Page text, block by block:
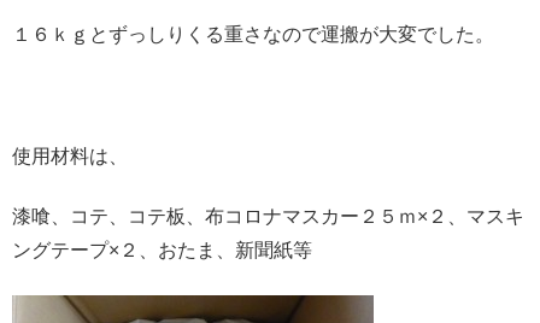
１６ｋｇとずっしりくる重さなので運搬が大変でした。
使用材料は、
漆喰、コテ、コテ板、布コロナマスカー２５ｍ×２、マスキ
ングテープ×２、おたま、新聞紙等